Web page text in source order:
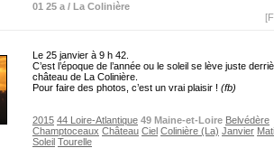
01 25 a / La Colinière
Le 25 janvier à 9 h 42.
C’est l’époque de l’année ou le soleil se lève juste
château de La Colinière.
Pour faire des photos, c’est un vrai plaisir ! (fb)
2015 44 Loire-Atlantique 49 Maine-et-Loire Belvédère
Champtoceaux Château Ciel Colinière (La) Janvier
Soleil Tourelle